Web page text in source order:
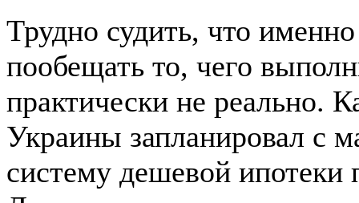
Трудно судить, что
пообещать то, чего
практически не реально.
Украины запланировал с
систему дешевой ипотеки